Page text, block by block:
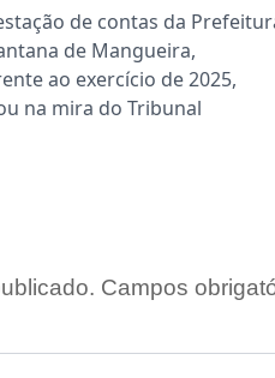
de contas da
de Mangueira,
ao exercício de 2025,
na mira do Tribunal
Campos